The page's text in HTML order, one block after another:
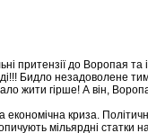
притензії до Воропая
Бидло незадоволене
жити гірше! А він,
економічна криза.
мільярдні статки